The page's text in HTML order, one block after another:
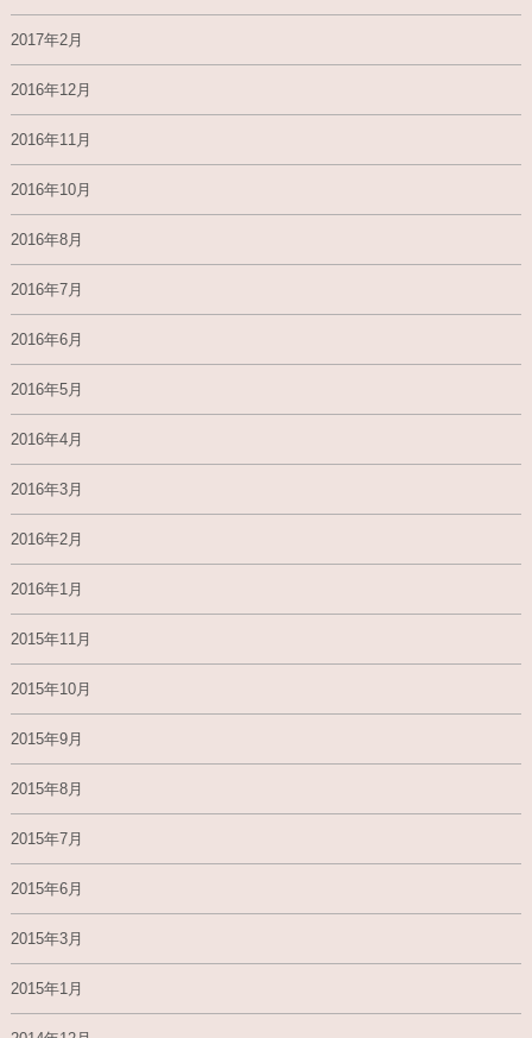
2017年2月
2016年12月
2016年11月
2016年10月
2016年8月
2016年7月
2016年6月
2016年5月
2016年4月
2016年3月
2016年2月
2016年1月
2015年11月
2015年10月
2015年9月
2015年8月
2015年7月
2015年6月
2015年3月
2015年1月